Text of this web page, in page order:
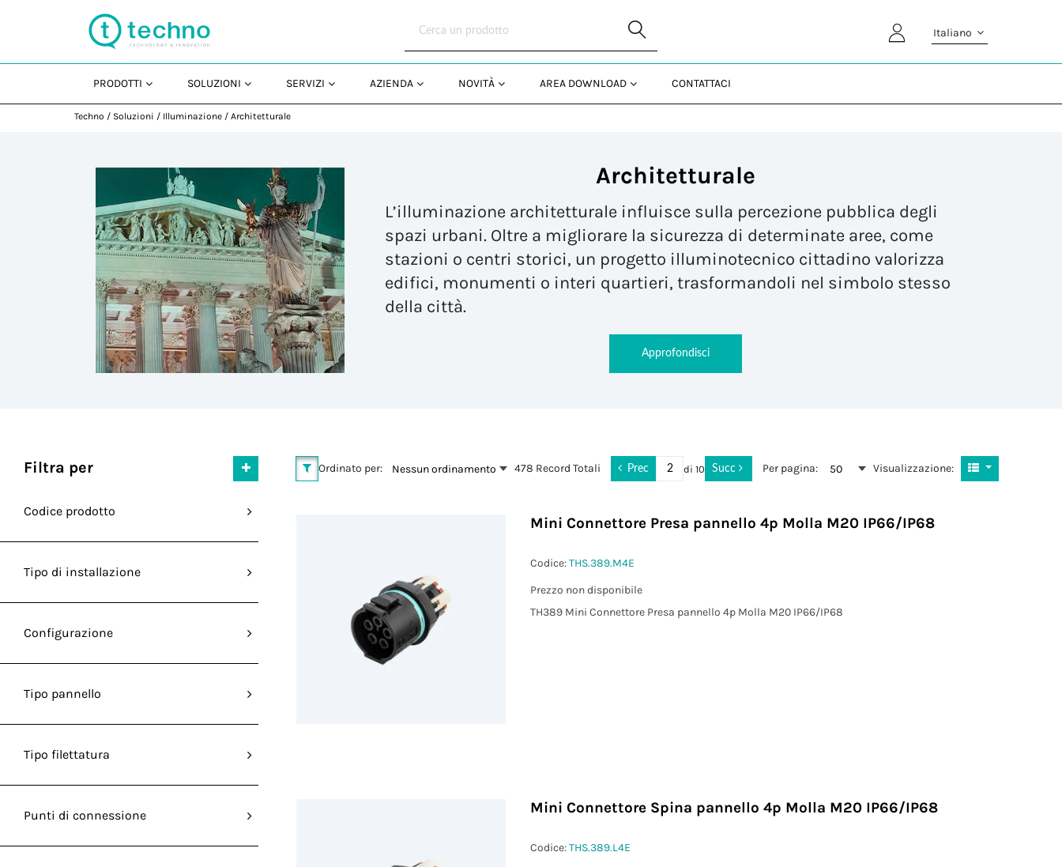
Italiano
PRODOTTI SOLUZIONI SERVIZI AZIENDA NOVITÀ AREA DOWNLOAD CONTATTACI
Techno / Soluzioni / Illuminazione / Architetturale
Architetturale
L’illuminazione architetturale influisce sulla percezione pubblica degli
spazi urbani. Oltre a migliorare la sicurezza di determinate aree, come
stazioni o centri storici, un progetto illuminotecnico cittadino valorizza
edifici, monumenti o interi quartieri, trasformandoli nel simbolo stesso
della città.
Approfondisci
Filtra per
Codice prodotto
Tipo di installazione
Configurazione
Tipo pannello
Tipo filettatura
Punti di connessione
Ordinato per: Nessun ordinamento 478 Record Totali Prec di10 Succ Per pagina: 50 Visualizzazione:
Mini Connettore Presa pannello 4p Molla M20 IP66/IP68
Codice:THS.389.M4E
Prezzo non disponibile
TH389 Mini Connettore Presa pannello 4p Molla M20 IP66/IP68
Mini Connettore Spina pannello 4p Molla M20 IP66/IP68
Codice:THS.389.L4E